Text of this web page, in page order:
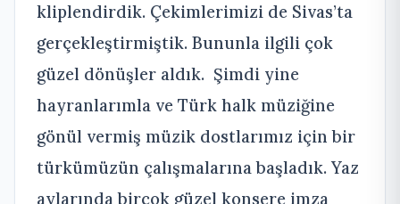
kliplendirdik. Çekimlerimizi de Sivas’ta
gerçekleştirmiştik. Bununla ilgili çok
güzel dönüşler aldık. Şimdi yine
hayranlarımla ve Türk halk müziğine
gönül vermiş müzik dostlarımız için bir
türkümüzün çalışmalarına başladık. Yaz
aylarında birçok güzel konsere imza